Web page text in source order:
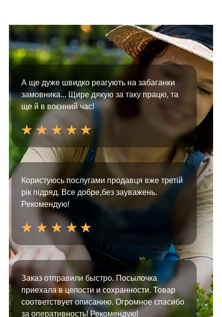
А ще дуже швидко реагують на забаганки
замовника... Щире дякую за таку працю, та
ще й в воєнний час!
Користуюсь послугами продавця вже третій
рік підряд. Все добре,без зауважень.
Рекомендую!
Заказ отправили быстро. Посылочка
приехала в целости и сохранности. Товар
соответствует описанию. Огромное спасибо
за оперативность! Рекомендую!